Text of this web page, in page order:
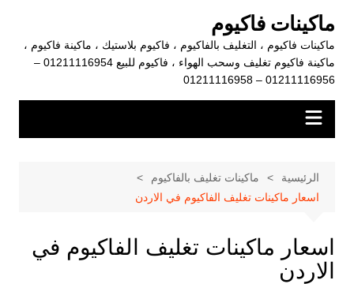
المحتوى
ماكينات فاكيوم
ماكينات فاكيوم ، التغليف بالفاكيوم ، فاكيوم بلاستيك ، ماكينة فاكيوم ،
ماكينة فاكيوم تغليف وسحب الهواء ، فاكيوم للبيع 01211116954 –
01211116956 – 01211116958
الرئيسية
ماكينات تغليف بالفاكيوم
اسعار ماكينات تغليف الفاكيوم في الاردن
اسعار ماكينات تغليف الفاكيوم في
الاردن